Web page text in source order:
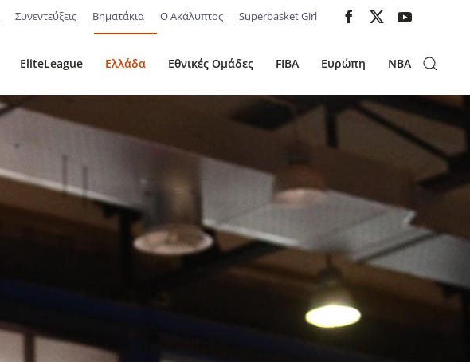
Συνεντεύξεις Βηματάκια Ο Ακάλυπτος Superbasket Girl
EliteLeague Ελλάδα Εθνικές Ομάδες FIBA Ευρώπη NBA